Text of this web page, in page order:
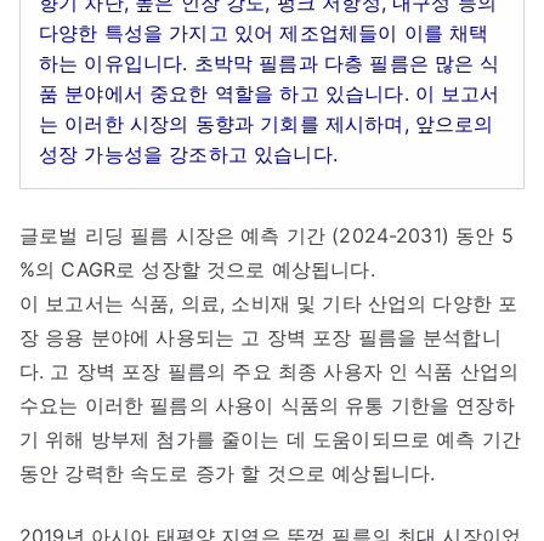
다양한 특성을 가지고 있어 제조업체들이 이를 채택
하는 이유입니다. 초박막 필름과 다층 필름은 많은 식
품 분야에서 중요한 역할을 하고 있습니다. 이 보고서
는 이러한 시장의 동향과 기회를 제시하며, 앞으로의
성장 가능성을 강조하고 있습니다.
글로벌 리딩 필름 시장은 예측 기간 (2024-2031) 동안 5
%의 CAGR로 성장할 것으로 예상됩니다.
이 보고서는 식품, 의료, 소비재 및 기타 산업의 다양한 포
장 응용 분야에 사용되는 고 장벽 포장 필름을 분석합니
다. 고 장벽 포장 필름의 주요 최종 사용자 인 식품 산업의
수요는 이러한 필름의 사용이 식품의 유통 기한을 연장하
기 위해 방부제 첨가를 줄이는 데 도움이되므로 예측 기간
동안 강력한 속도로 증가 할 것으로 예상됩니다.
2019년 아시아 태평양 지역은 뚜껑 필름의 최대 시장이었